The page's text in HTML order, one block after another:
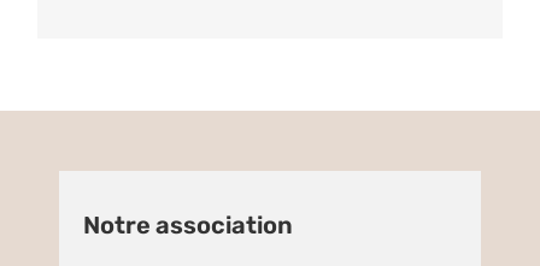
Notre association